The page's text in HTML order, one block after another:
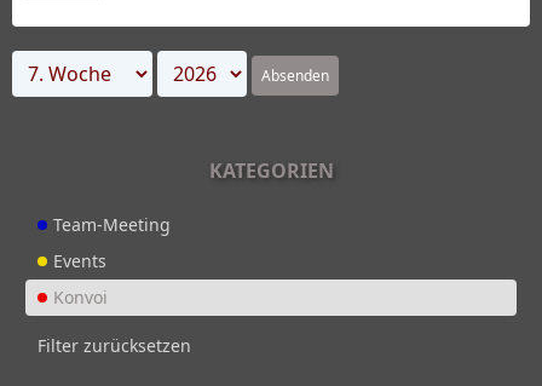
Absenden
KATEGORIEN
Team-Meeting
Events
Konvoi
Filter zurücksetzen